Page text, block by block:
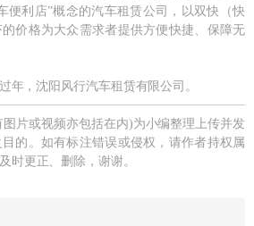
便利店”概念的汽车租赁公司，以双快（快
价格为大众需求者提供方便快捷、保障无
年，沈阳风行汽车租赁有限公司。
片或视频亦包括在内)为小编整理上传并发
的。如有标注错误或侵权，请作者持权属
时更正、删除，谢谢。